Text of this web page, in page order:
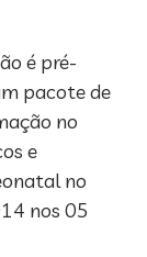
é pré-
pacote de
no
e
no
nos 05